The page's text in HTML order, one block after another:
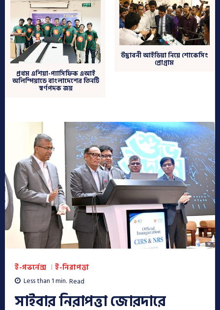
প্রথম এশিয়া-প্যাসিফিক এআই
অলিম্পিয়াডে বাংলাদেশের তিনটি
স্বর্ণপদক জয়
উদ্ভাবনী আইডিয়া নিয়ে শোকেসিং
প্রোগ্রাম